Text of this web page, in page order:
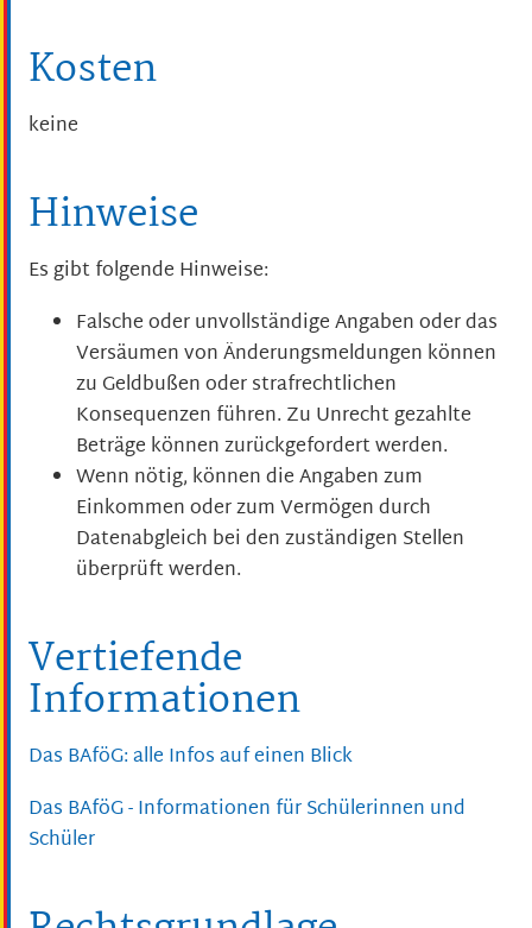
Kosten
keine
Hinweise
Es gibt folgende Hinweise:
Falsche oder unvollständige Angaben oder das
Versäumen von Änderungsmeldungen können
zu Geldbußen oder strafrechtlichen
Konsequenzen führen. Zu Unrecht gezahlte
Beträge können zurückgefordert werden.
Wenn nötig, können die Angaben zum
Einkommen oder zum Vermögen durch
Datenabgleich bei den zuständigen Stellen
überprüft werden.
Vertiefende
Informationen
Das BAföG: alle Infos auf einen Blick
Das BAföG - Informationen für Schülerinnen und
Schüler